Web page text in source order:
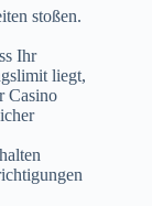
stoßen.
Ihr
liegt,
Casino